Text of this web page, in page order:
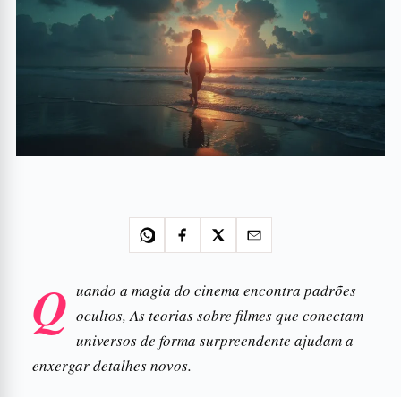
Q uando a magia do cinema encontra padrões
ocultos, As teorias sobre filmes que conectam
universos de forma surpreendente ajudam a
enxergar detalhes novos.